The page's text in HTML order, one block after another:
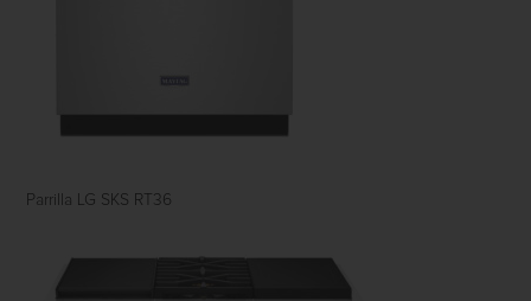
Parrilla LG SKS RT36